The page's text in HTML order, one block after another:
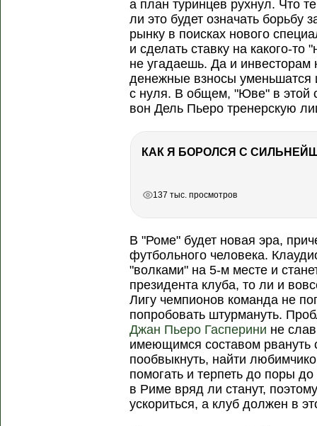
а план туринцев рухнул. Что
ли это будет означать борьбу
рынку в поисках нового
и сделать ставку на какого-то
не угадаешь. Да и инвесторам
денежные взносы уменьшатся
с нуля. В общем, "Юве" в этой
вон Дель Пьеро тренерскую
137 тыс. просмотров
В "Роме" будет новая эра,
футбольного человека.
"волками" на 5-м месте и
президента клуба, то ли и
Лигу чемпионов команда не
попробовать штурмануть.
Джан Пьеро Гасперини не
имеющимся составом рвануть
пообвыкнуть, найти
помогать и терпеть до поры
в Риме вряд ли станут,
ускориться, а клуб должен в